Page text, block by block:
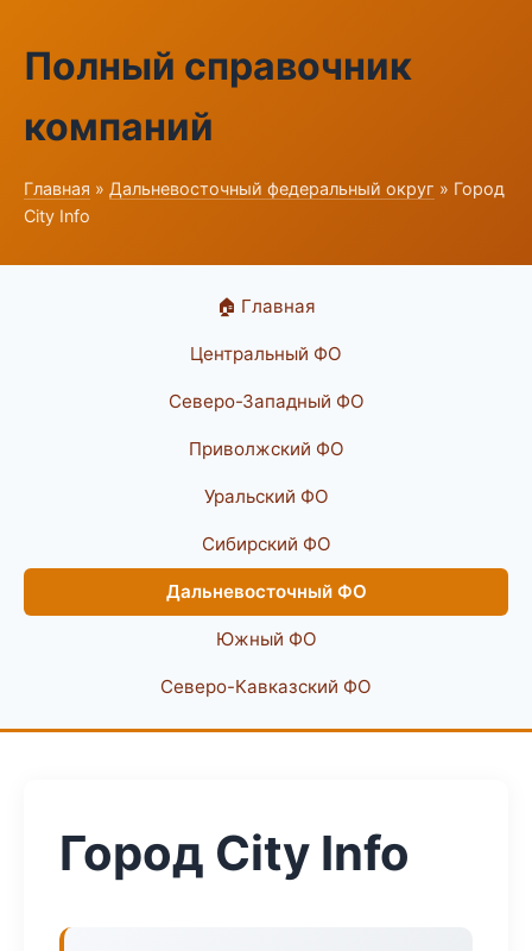
Полный справочник
компаний
Главная » Дальневосточный федеральный округ » Город
City Info
🏠 Главная
Центральный ФО
Северо-Западный ФО
Приволжский ФО
Уральский ФО
Сибирский ФО
Дальневосточный ФО
Южный ФО
Северо-Кавказский ФО
Город City Info